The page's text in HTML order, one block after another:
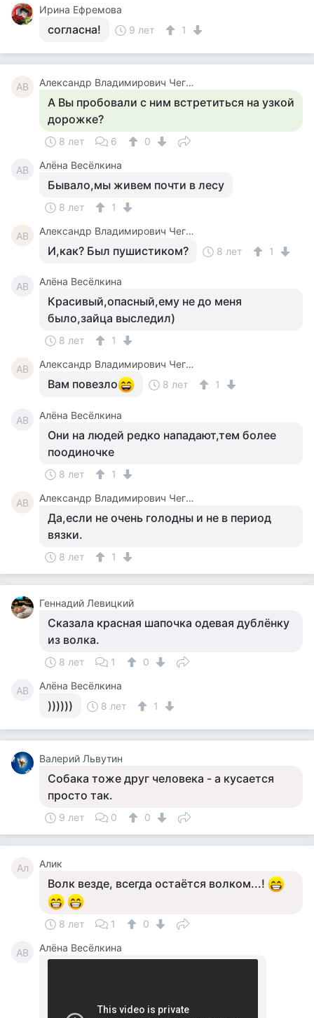
Ирина Ефремова
согласна! 9 лет 1
АВ Александр Владимирович Чегодаев
А Вы пробовали с ним встретиться на узкой
дорожке?
8 лет 6 0
АВ Алёна Весёлкина
Бывало,мы живем почти в лесу
8 лет 1
АВ Александр Владимирович Чегодаев
И,как? Был пушистиком? 8 лет 1
АВ Алёна Весёлкина
Красивый,опасный,ему не до меня
было,зайца выследил)
8 лет 1
АВ Александр Владимирович Чегодаев
Вам повезло 8 лет 1
АВ Алёна Весёлкина
Они на людей редко нападают,тем более
поодиночке
8 лет 1
АВ Александр Владимирович Чегодаев
Да,если не очень голодны и не в период
вязки.
8 лет 1
Геннадий Левицкий
Сказала красная шапочка одевая дублёнку
из волка.
8 лет 1 0
АВ Алёна Весёлкина
)))))) 8 лет 1
Валерий Львутин
Собака тоже друг человека - а кусается
просто так.
9 лет 0 0
Ал Алик
Волк везде, всегда остаётся волком...!
8 лет 1 0
АВ Алёна Весёлкина